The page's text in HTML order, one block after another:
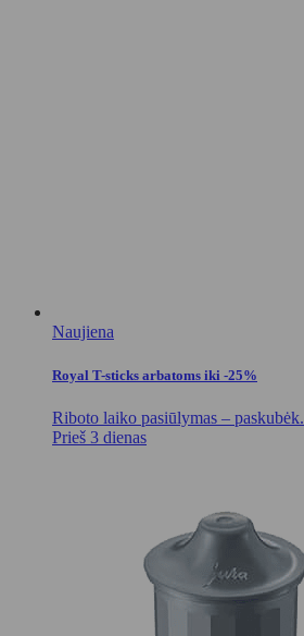
Naujiena
Royal T-sticks arbatoms iki -25%
Riboto laiko pasiūlymas – paskubėk.
Prieš 3 dienas